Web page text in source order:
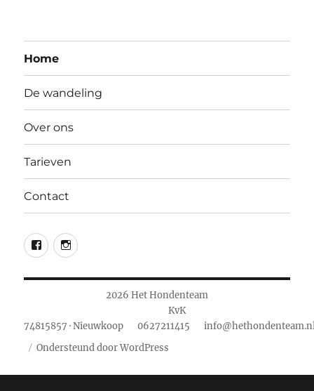
Home
De wandeling
Over ons
Tarieven
Contact
fb insta
2026 Het Hondenteam
KvK
74815857 · Nieuwkoop
0627211415
Ondersteund door WordPress